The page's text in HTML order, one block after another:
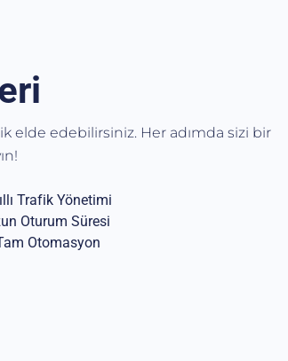
elde edebilirsiniz. Her adımda sizi bir
Trafik Yönetimi
Oturum Süresi
Otomasyon